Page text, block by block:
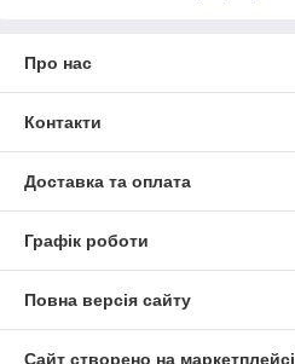
Про нас
Контакти
Доставка та оплата
Графік роботи
Повна версія сайту
Сайт створено на маркетплейсі